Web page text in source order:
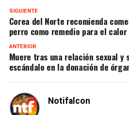
SIGUIENTE
Corea del Norte recomienda
perro como remedio para el calor
ANTERIOR
Muere tras una relación sexual y
escándalo en la donación de
Notifalcon